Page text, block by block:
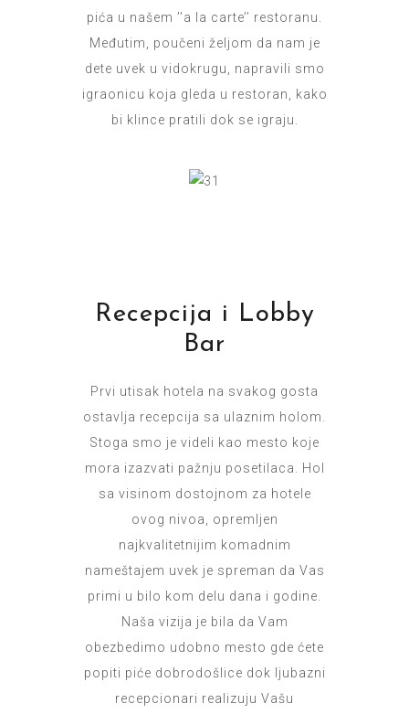
pića u našem ’’a la carte’’ restoranu.
Međutim, poučeni željom da nam je
dete uvek u vidokrugu, napravili smo
igraonicu koja gleda u restoran, kako
bi klince pratili dok se igraju.
Recepcija i Lobby
Bar
Prvi utisak hotela na svakog gosta
ostavlja recepcija sa ulaznim holom.
Stoga smo je videli kao mesto koje
mora izazvati pažnju posetilaca. Hol
sa visinom dostojnom za hotele
ovog nivoa, opremljen
najkvalitetnijim komadnim
nameštajem uvek je spreman da Vas
primi u bilo kom delu dana i godine.
Naša vizija je bila da Vam
obezbedimo udobno mesto gde ćete
popiti piće dobrodošlice dok ljubazni
recepcionari realizuju Vašu